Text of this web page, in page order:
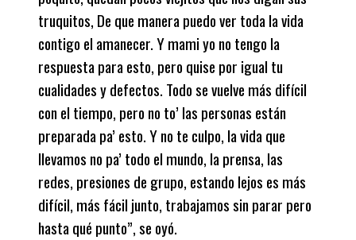
truquitos, De que manera puedo ver toda la vida
contigo el amanecer. Y mami yo no tengo la
respuesta para esto, pero quise por igual tu
cualidades y defectos. Todo se vuelve más difícil
con el tiempo, pero no to’ las personas están
preparada pa’ esto. Y no te culpo, la vida que
llevamos no pa’ todo el mundo, la prensa, las
redes, presiones de grupo, estando lejos es más
difícil, más fácil junto, trabajamos sin parar pero
hasta qué punto”, se oyó.